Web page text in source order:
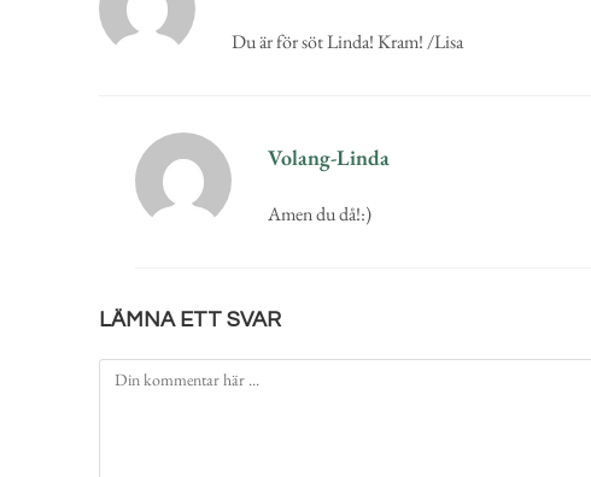
Du är för söt Linda! Kram! /Lisa
Volang-Linda
Amen du då!:)
LÄMNA ETT SVAR